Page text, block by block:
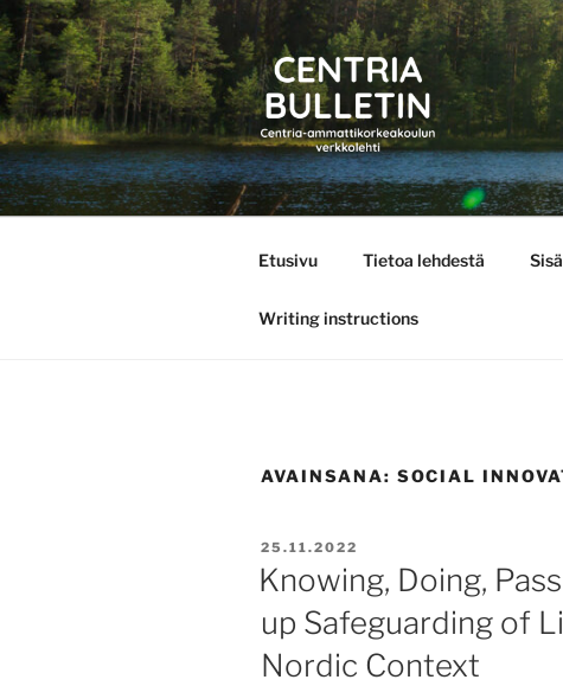
Siirry
sisältöön
CENTRIA
Etusivu Tietoa lehdestä
Writing instructions
AVAINSANA: SOCIAL
JULKAISTU
25.11.2022
Knowing, Doing,
up Safeguarding of
Nordic Context